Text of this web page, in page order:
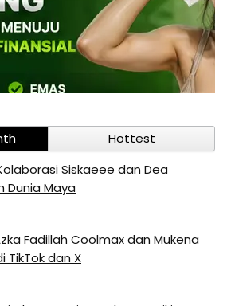
Hottest
Siskaeee dan Dea
Dunia Maya
Fadillah Coolmax dan Mukena
TikTok dan X